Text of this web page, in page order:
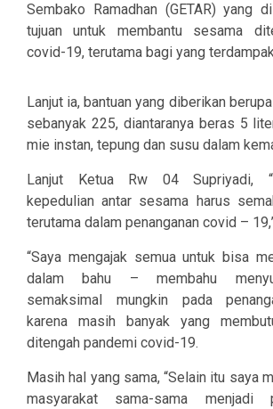
Sembako Ramadhan (GETAR) yang
tujuan untuk membantu sesama
covid-19, terutama bagi yang
Lanjut ia, bantuan yang diberikan
sebanyak 225, diantaranya beras 5
mie instan, tepung dan susu dalam
Lanjut Ketua Rw 04 Supriyadi,
kepedulian antar sesama harus
terutama dalam penanganan covid –
“Saya mengajak semua untuk bisa
dalam bahu – membahu
semaksimal mungkin pada
karena masih banyak yang
ditengah pandemi covid-19.
Masih hal yang sama, “Selain itu saya
masyarakat sama-sama menjadi